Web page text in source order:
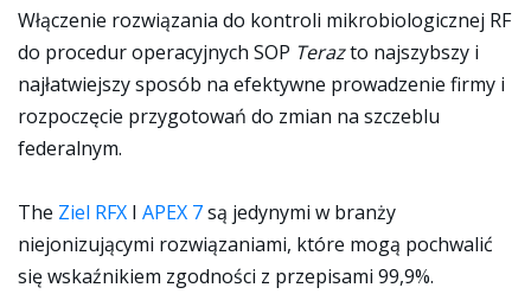
Włączenie rozwiązania do kontroli mikrobiologicznej RF
do procedur operacyjnych SOP Terazto najszybszy i
najłatwiejszy sposób na efektywne prowadzenie firmy i
rozpoczęcie przygotowań do zmian na szczeblu
federalnym.
The Ziel RFX I APEX 7są jedynymi w branży
niejonizującymi rozwiązaniami, które mogą pochwalić
się wskaźnikiem zgodności z przepisami 99,9%.